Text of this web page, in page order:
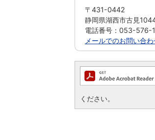
〒431-0442
静岡県湖西市古見
電話番号：053-576-
メールでのお問い合
ください。